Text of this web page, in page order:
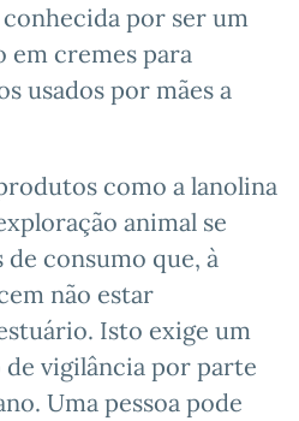
por ser um
cremes para
usados por mães a
como a lanolina
animal se
consumo que, à
não estar
Isto exige um
vigilância por parte
Uma pessoa pode